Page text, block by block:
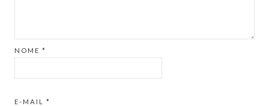
NOME *
E-MAIL *